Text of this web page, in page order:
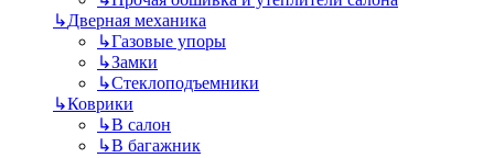
↳Дверная механика
↳Газовые упоры
↳Замки
↳Стеклоподъемники
↳Коврики
↳В салон
↳В багажник